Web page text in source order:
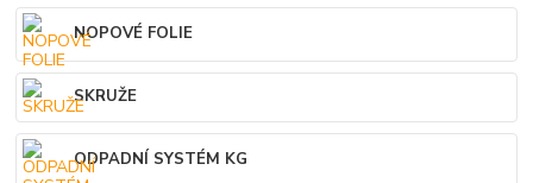
NOPOVÉ FOLIE
SKRUŽE
ODPADNÍ SYSTÉM KG